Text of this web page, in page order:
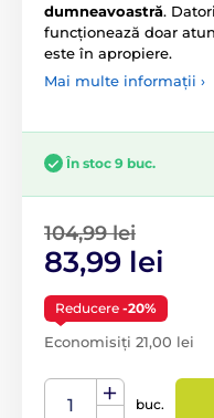
dumneavoastră.
funcționează doar
este în apropiere.
Mai multe informații ›
În stoc 9 buc.
104,99 lei
83,99 lei
Reducere -20%
Economisiți 21,00 lei
buc.